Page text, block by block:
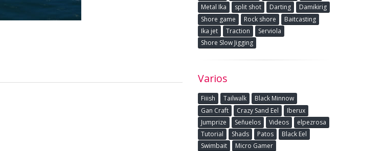
Metal Ika
split shot Darting
Damikirig
Shore game
Rock shore
Baitcasting
Ika jet
Traction
Serviola
Shore Slow Jigging
Varios
Fiiish Tailwalk
Black Minnow
Gan Craft
Crazy Sand Eel
Iberux
Jumprize
Señuelos Videos
elpezrosa
Tutorial
Shads Patos
Black Eel
Swimbait
Micro Gamer